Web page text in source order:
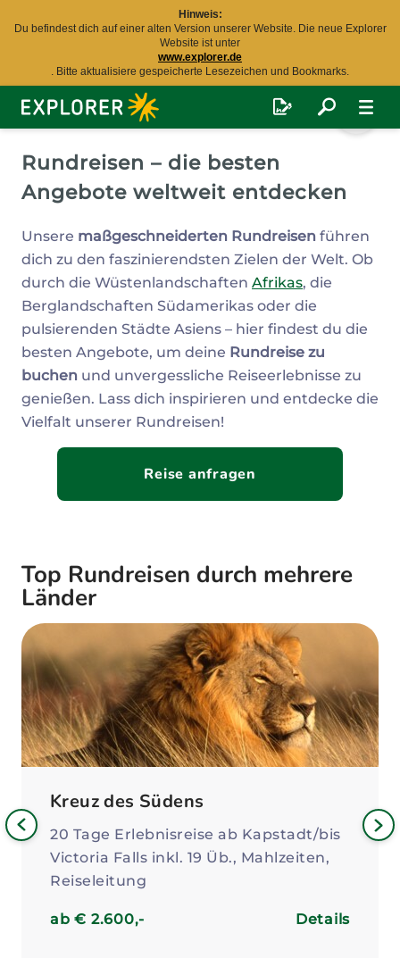
Hinweis:
Du befindest dich auf einer alten Version unserer Website. Die neue Explorer
Website ist unter
www.explorer.de
. Bitte aktualisiere gespeicherte Lesezeichen und Bookmarks.
Explorer
Fernreisen
Rundreisen – die besten
Angebote weltweit entdecken
Unsere maßgeschneiderten Rundreisen führen
dich zu den faszinierendsten Zielen der Welt. Ob
durch die Wüstenlandschaften Afrikas, die
Berglandschaften Südamerikas oder die
pulsierenden Städte Asiens – hier findest du die
besten Angebote, um deine Rundreise zu
buchen und unvergessliche Reiseerlebnisse zu
genießen. Lass dich inspirieren und entdecke die
Vielfalt unserer Rundreisen!
Reise anfragen
Top Rundreisen durch mehrere
Länder
Kreuz des Südens
20 Tage Erlebnisreise ab Kapstadt/bis
Victoria Falls inkl. 19 Üb., Mahlzeiten,
Reiseleitung
ab € 2.600,- Details